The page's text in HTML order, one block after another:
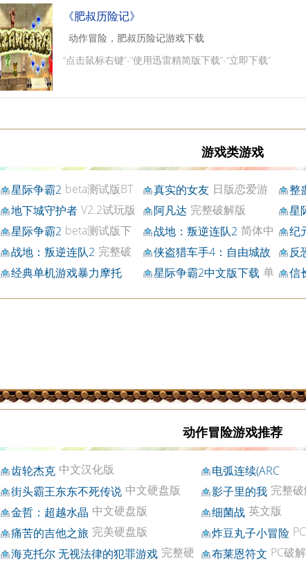
《肥叔历险记》
动作冒险，肥叔历险记游戏下载
“点击鼠标右键”-“使用迅雷精简版下载”-“立即下载”
游戏类游戏
星际争霸2 beta测试版BT
下载
真实的女友 日版恋爱游
戏BT下载
整
地下城守护者 V2.2试玩版
BT下载
阿凡达 完整破解版 星
包
星际争霸2 beta测试版下
载
战地：叛逆连队2 简体中
文硬盘版BT下载
纪
载
战地：叛逆连队2 完整破
解版BT下载
侠盗猎车手4：自由城故
事 完整破解版BT下载
反
像版
经典单机游戏暴力摩托
星际争霸2中文版下载 单
信
动作冒险游戏推荐
齿轮杰克 中文汉化版
电弧连续(ARC
Continuum) 英文版
街头霸王东东不死传说 中文硬盘版 影子里的我 完整
金哲：超越水晶 中文硬盘版 细菌战 英文版
痛苦的吉他之旅 完美硬盘版 炸豆丸子小冒险
版
海克托尔 无视法律的犯罪游戏 完整硬
布莱恩符文 PC破